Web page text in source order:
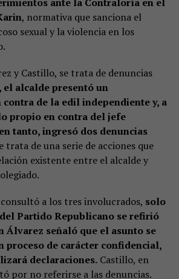
, normativa que sanciona el
sexual y la violencia en los
y Castillo, se trata de denuncias
el alcalde presentó un
de la edil independiente y, a
propio en contra del jefe
tanto, ingresó dos denuncias
trata de una serie de acciones que
existente entre el alcalde y
a los tres involucrados, solo
Partido Republicano se refirió
Álvarez señaló que el asunto se
proceso de carácter confidencial,
declaraciones.Castillo, en
por no referirse a las denuncias.